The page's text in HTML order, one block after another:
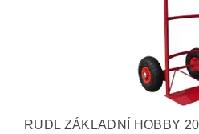
RUDL ZÁKLADNÍ HOBBY